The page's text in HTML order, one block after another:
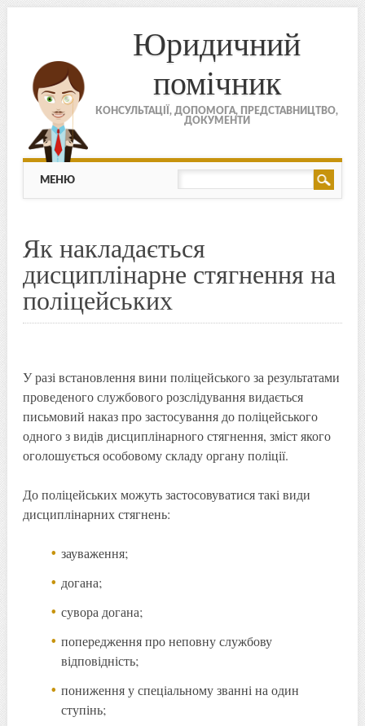
Юридичний
помічник
КОНСУЛЬТАЦІЇ, ДОПОМОГА, ПРЕДСТАВНИЦТВО,
ДОКУМЕНТИ
МЕНЮ
Skip to content
МЕНЮ
Як накладається
дисциплінарне стягнення на
поліцейських
У разі встановлення вини поліцейського за результатами
проведеного службового розслідування видається
письмовий наказ про застосування до поліцейського
одного з видів дисциплінарного стягнення, зміст якого
оголошується особовому складу органу поліції.
До поліцейських можуть застосовуватися такі види
дисциплінарних стягнень:
зауваження;
догана;
сувора догана;
попередження про неповну службову
відповідність;
пониження у спеціальному званні на один
ступінь;